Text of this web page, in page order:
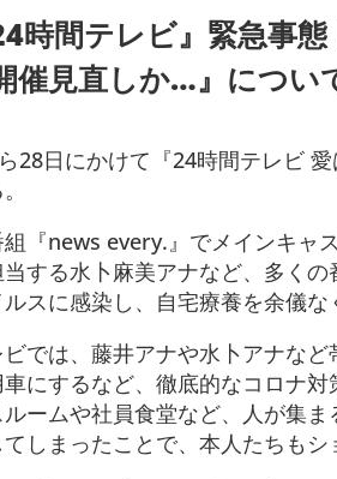
時間テレビ』緊急事
催見直しか…』につ
28日にかけて『24時間テレビ
『news every.』でメインキャ
する水卜麻美アナなど、多く
スに感染し、自宅療養を余儀な
ビでは、藤井アナや水卜アナな
にするなど、徹底的なコロナ
ームや社員食堂など、人が集
しまったことで、本人たちも